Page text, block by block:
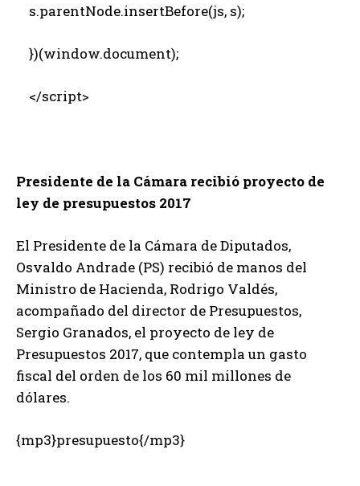
s.parentNode.insertBefore(js, s);
})(window.document);
</script>
Presidente de la Cámara recibió proyecto de
ley de presupuestos 2017
El Presidente de la Cámara de Diputados,
Osvaldo Andrade (PS) recibió de manos del
Ministro de Hacienda, Rodrigo Valdés,
acompañado del director de Presupuestos,
Sergio Granados, el proyecto de ley de
Presupuestos 2017, que contempla un gasto
fiscal del orden de los 60 mil millones de
dólares.
{mp3}presupuesto{/mp3}